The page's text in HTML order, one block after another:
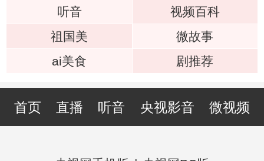
听音
视频百科
祖国美
微故事
ai美食
剧推荐
首页 直播 听音 央视影音 微视频